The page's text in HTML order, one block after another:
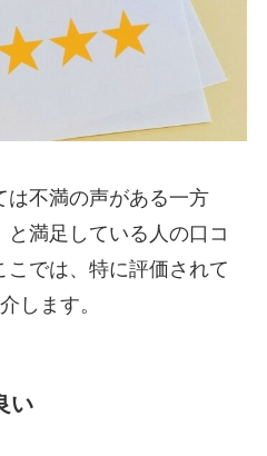
は不満の声がある一方
満足している人の口コ
こでは、特に評価されて
します。
い